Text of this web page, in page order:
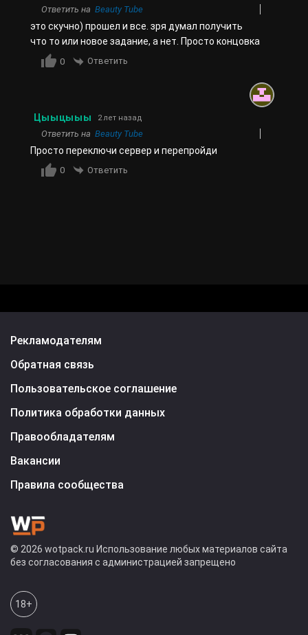
Ответить на Beauty Tube
это скучно) прошел и все. зря думал получить
что то или новое задание, а нет. Просто концовка
0 Ответить
Цыыцыыы 2 лет назад
Ответить на Beauty Tube
Просто переключи сервер и перепройди
0 Ответить
Рекламодателям
Обратная связь
Пользовательское соглашение
Политика обработки данных
Правообладателям
Вакансии
Правила сообщества
© 2026 wotpack.ru Использование любых материалов сайта
без согласования с администрацией запрещено
18+